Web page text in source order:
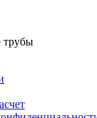
трубы